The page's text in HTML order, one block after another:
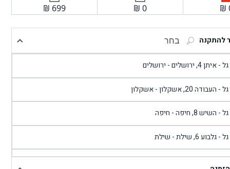
₪
₪ 0
₪ 699
להתקנה בחר
4, ירושלים - ירושלים
העבודה 20, אשקלון - אשקלון
- השיש 8, חיפה - חיפה
- גלבוע 6, שילת - שילת
- פוריידיס, כניסה צפונית מול כביש 4 - פרדיס